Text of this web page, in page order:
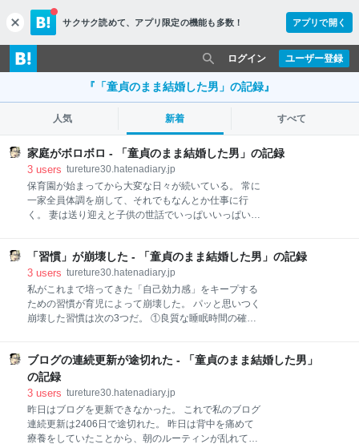
c
l
o
s
サクサク読めて、 アプリ限定の機能も多数！ アプリで開く
ユーザー登録
ログイン
『「童貞のまま結婚した男」の記録』
人気 新着 すべて
家庭がボロボロ - 「童貞のまま結婚した男」の記録
3 users tureture30.hatenadiary.jp
保育園が始まってから大変な日々が続いている。 常に
一家全員体調を崩して、それでもなんとか仕事に行
く。 妻は送り迎えと子供の世話でいっぱいいっぱいだ
たままの食器を洗い、洗濯機に入ったままの洗濯物に
乾燥機をかけたり、干したりする。 気がつくと日付を
跨いでおり、翌朝は5:30に起きて保育園の準備と食事
作りをする。 そしてテレワークの時は子供を保育園に
連れて行って戻ると仕事が始まる。 こんなルーティン
し、私はその間、子供の面倒を見たりご飯を用意す
る。 少しでも子供の近くを離れようとすると、子供が
泣き喚く。 離れないわけにはいかないからどうしよう
もない。 子供の泣き声がこだまする家庭の中で、私た
ちは淡々と
「習慣」が崩壊した - 「童貞のまま結婚した男」の記録
3 users tureture30.hatenadiary.jp
私がこれまで培ってきた「自己効力感」をキープする
ための習慣が育児によって崩壊した。 パッと思いつく
崩壊した習慣は次の3つだ。 ①良質な睡眠時間の確保
事をアップ →朝の時間は子供優先のため崩壊 これに伴
い、私の自尊心は大きく揺らいでいるのかもしれな
い。 ちょっとしたことで落ち込むようになり、以前よ
りもネガティブな感情に支配される時間が増えたよう
に感じる。 「自分で自分の人生をコントロールしてい
る感覚」 人生には少なからずそういう時間が必要なの
ブログの連続更新が途切れた - 「童貞のまま結婚した男」
の記録
3 users tureture30.hatenadiary.jp
昨日はブログを更新できなかった。 これで私のブログ
連続更新は2406日で途切れた。 昨日は背中を痛めて
療養をしていたことから、朝のルーティンが乱れて、